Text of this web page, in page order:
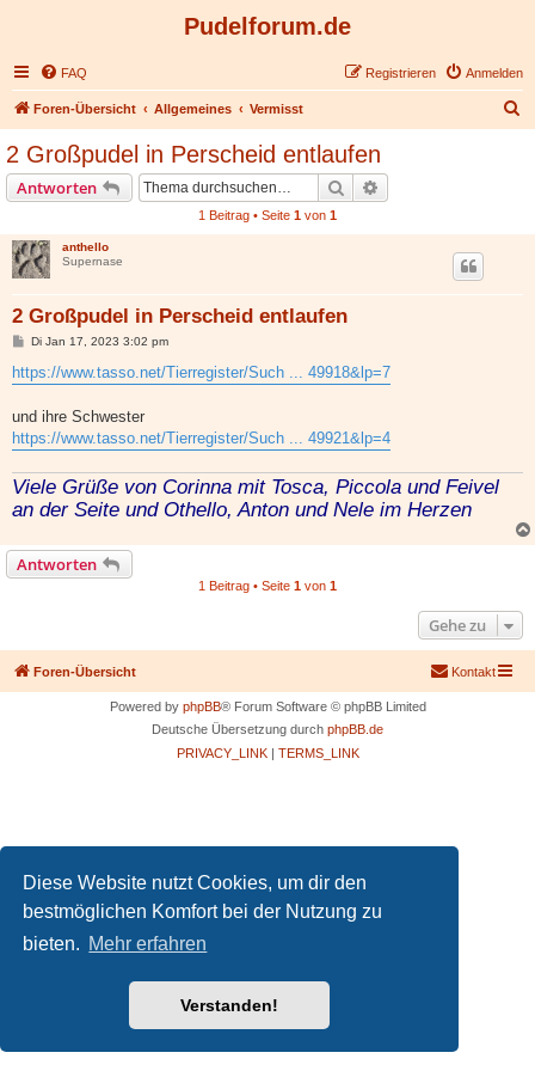
Diese Website nutzt Cookies, um dir den
bestmöglichen Komfort bei der Nutzung zu
bieten. Mehr erfahren
Verstanden!
Pudelforum.de
FAQ Anmelden
Registrieren
Foren-Übersicht Allgemeines Vermisst
2 Großpudel in Perscheid entlaufen
Antworten Suche
1 Beitrag • Seite 1 von 1
anthello
Supernase
2 Großpudel in Perscheid entlaufen
B
i
t
a
g
Di Jan 17, 2023 3:02 pm
https://www.tasso.net/Tierregister/Such ... 49918&lp=7
und ihre Schwester
https://www.tasso.net/Tierregister/Such ... 49921&lp=4
Viele Grüße von Corinna mit Tosca, Piccola und Feivel
an der Seite und Othello, Anton und Nele im Herzen
Antworten
1 Beitrag • Seite 1 von 1
Gehe zu
Foren-Übersicht Kontakt
Powered by phpBB® Forum Software © phpBB Limited
Deutsche Übersetzung durch phpBB.de
PRIVACY_LINK| TERMS_LINK